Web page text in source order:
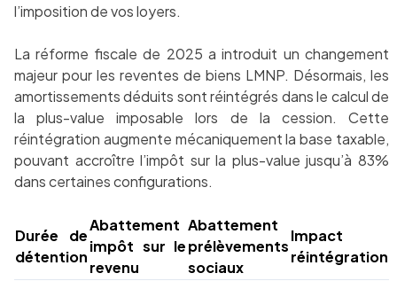
l’imposition de vos loyers.
La réforme fiscale de 2025 a introduit un changement
majeur pour les reventes de biens LMNP. Désormais, les
amortissements déduits sont réintégrés dans le calcul de
la plus-value imposable lors de la cession. Cette
réintégration augmente mécaniquement la base taxable,
pouvant accroître l’impôt sur la plus-value jusqu’à 83%
dans certaines configurations.
Durée de
détention
Abattement
impôt sur le
revenu
Abattement
prélèvements
sociaux
Impact
réintégration